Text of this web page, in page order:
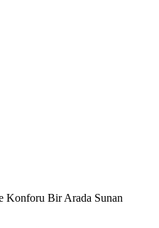
Konforu Bir Arada Sunan